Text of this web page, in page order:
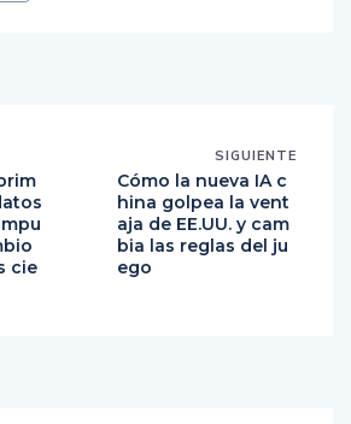
cie
SIGUIENTE
Cómo la nueva IA c
hina golpea la vent
aja de EE.UU. y cam
bia las reglas del ju
ego